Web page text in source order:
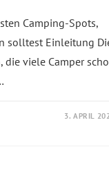
Camping-Spots,
solltest Einleitung
die viele Camper
3. APRIL